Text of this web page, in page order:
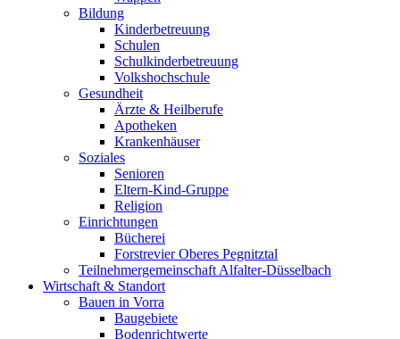
Bildung
Kinderbetreuung
Schulen
Schulkinderbetreuung
Volkshochschule
Gesundheit
Ärzte & Heilberufe
Apotheken
Krankenhäuser
Soziales
Senioren
Eltern-Kind-Gruppe
Religion
Einrichtungen
Bücherei
Forstrevier Oberes Pegnitztal
Teilnehmergemeinschaft Alfalter-Düsselbach
Wirtschaft & Standort
Bauen in Vorra
Baugebiete
Bodenrichtwerte